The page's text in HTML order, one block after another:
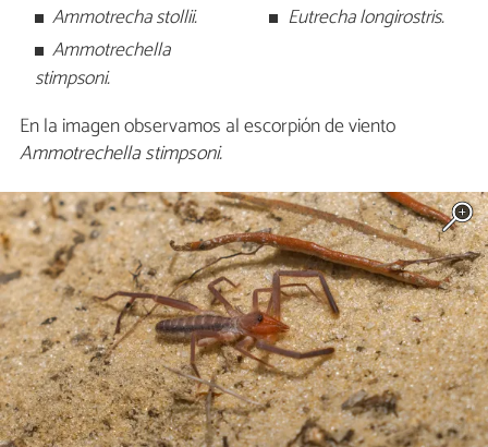
Ammotrecha stollii.
Ammotrechella
stimpsoni.
Eutrecha longirostris.
En la imagen observamos al escorpión de viento
Ammotrechella stimpsoni.